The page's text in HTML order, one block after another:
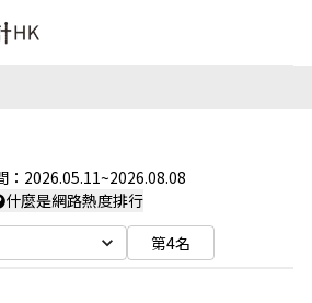
2026.05.11~2026.08.08
什麼是網路熱度排行
第4名